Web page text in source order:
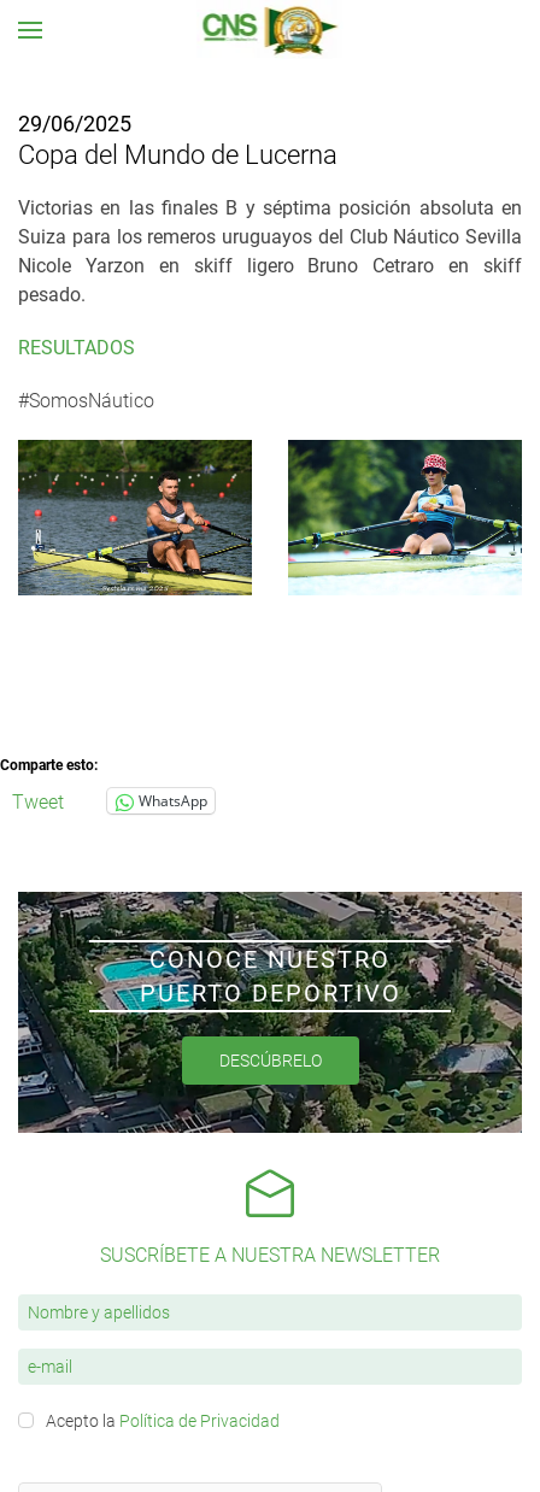
29/06/2025
Copa del Mundo de Lucerna
Victorias en las finales B y séptima posición absoluta en
Suiza para los remeros uruguayos del Club Náutico Sevilla
Nicole Yarzon en skiff ligero Bruno Cetraro en skiff
pesado.
RESULTADOS
#SomosNáutico
Comparte esto:
Tweet WhatsApp
CONOCE NUESTRO
PUERTO DEPORTIVO
DESCÚBRELO
SUSCRÍBETE A NUESTRA NEWSLETTER
Acepto la Política de Privacidad